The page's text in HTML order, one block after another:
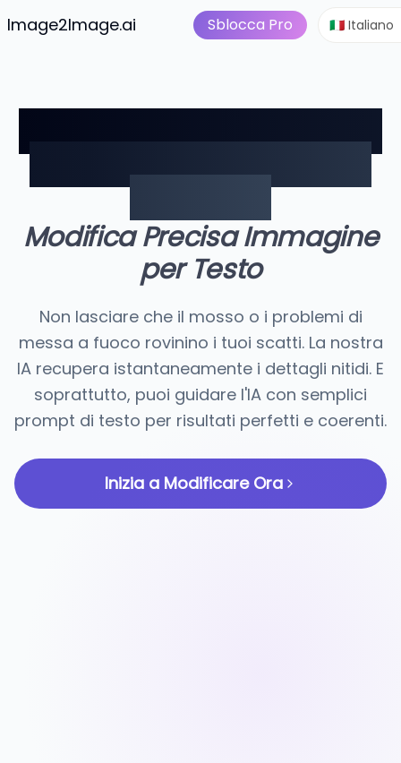
Image2Image.ai
Suite Immagini IA Da immagine a video
Sblocca Pro 🇮🇹 Italiano
Rimozione Sfocatura IA:
Correggi Foto Sfocate
in un Clic
Modifica Precisa Immagine
per Testo
Non lasciare che il mosso o i problemi di
messa a fuoco rovinino i tuoi scatti. La nostra
IA recupera istantaneamente i dettagli nitidi. E
soprattutto, puoi guidare l'IA con semplici
prompt di testo per risultati perfetti e coerenti.
Inizia a Modificare Ora